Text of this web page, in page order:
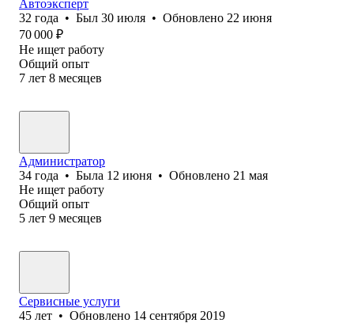
Автоэксперт
32 года • Был 30 июля • Обновлено 22 июня
70 000 ₽
Не ищет работу
Общий опыт
7 лет 8 месяцев
Администратор
34 года • Была 12 июня • Обновлено 21 мая
Не ищет работу
Общий опыт
5 лет 9 месяцев
Сервисные услуги
45 лет • Обновлено 14 сентября 2019